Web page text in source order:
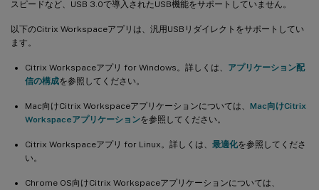
スピードなど、USB 3.0で導入されたUSB機能をサポートしていません。
以下のCitrix Workspaceアプリは、汎用USBリダイレクトをサポートしてい
ます。
Citrix Workspaceアプリ for Windows。詳しくは、 アプリケーション配
信の構成を参照してください。
Mac向けCitrix Workspaceアプリケーションについては、 Mac向けCitrix
Workspaceアプリケーションを参照してください。
Citrix Workspaceアプリ for Linux。詳しくは、 最適化を参照してくださ
い。
Chrome OS向けCitrix Workspaceアプリケーションについては、